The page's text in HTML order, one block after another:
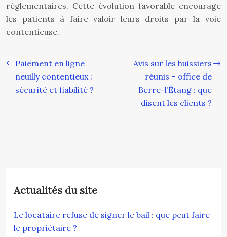
réglementaires. Cette évolution favorable encourage
les patients à faire valoir leurs droits par la voie
contentieuse.
Paiement en ligne
neuilly contentieux :
sécurité et fiabilité ?
Avis sur les huissiers
réunis – office de
Berre-l’Étang : que
disent les clients ?
Actualités du site
Le locataire refuse de signer le bail : que peut faire
le propriétaire ?